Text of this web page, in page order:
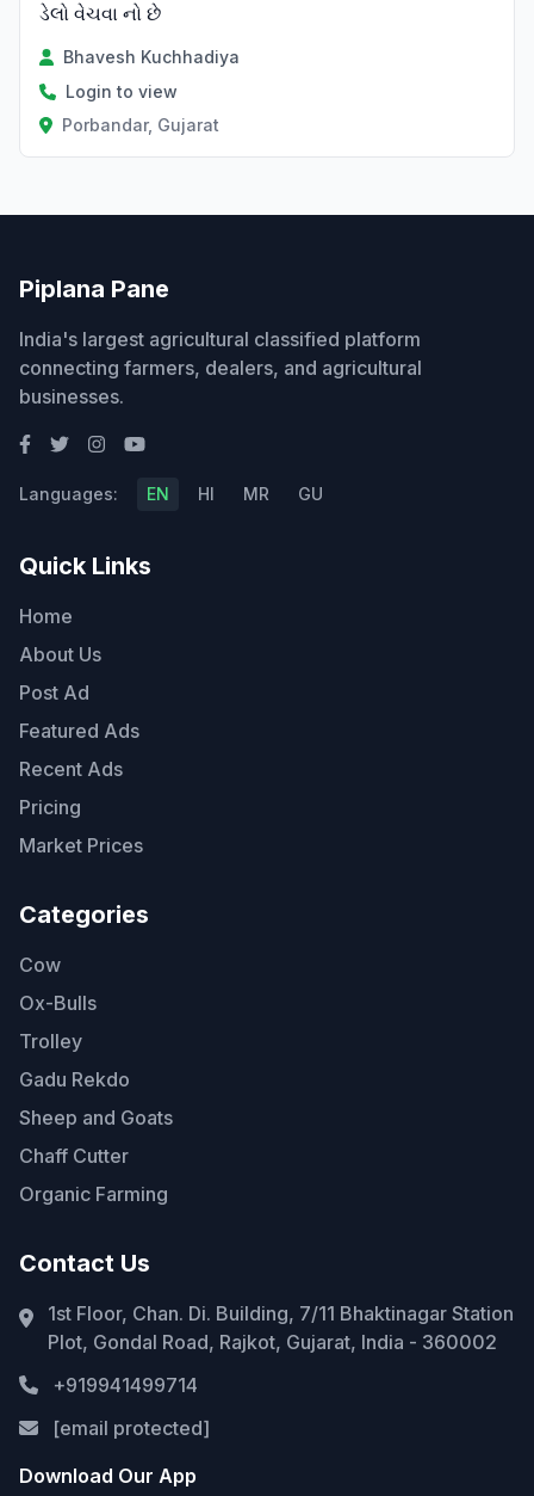
ડેલો વેચવા નો છે
Bhavesh Kuchhadiya
Login to view
Porbandar, Gujarat
Piplana Pane
India's largest agricultural classified platform
connecting farmers, dealers, and agricultural
businesses.
Languages: EN HI MR GU
Quick Links
Home
About Us
Post Ad
Featured Ads
Recent Ads
Pricing
Market Prices
Categories
Cow
Ox-Bulls
Trolley
Gadu Rekdo
Sheep and Goats
Chaff Cutter
Organic Farming
Contact Us
1st Floor, Chan. Di. Building, 7/11 Bhaktinagar Station
Plot, Gondal Road, Rajkot, Gujarat, India - 360002
+919941499714
[email protected]
Download Our App